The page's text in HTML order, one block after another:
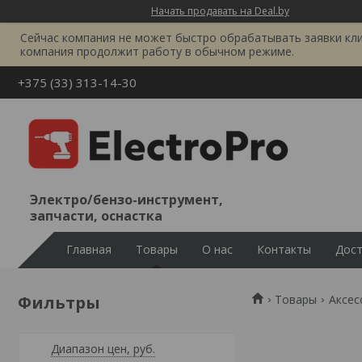
Начать продавать на Deal.by
Сейчас компания не может быстро обрабатывать заявки
компания продолжит работу в обычном режиме.
+375 (33) 313-14-30
Электро/бензо-инструмент,
запчасти, оснастка
Главная Товары О нас Контакты
Фильтры
Диапазон цен, руб.
Товары